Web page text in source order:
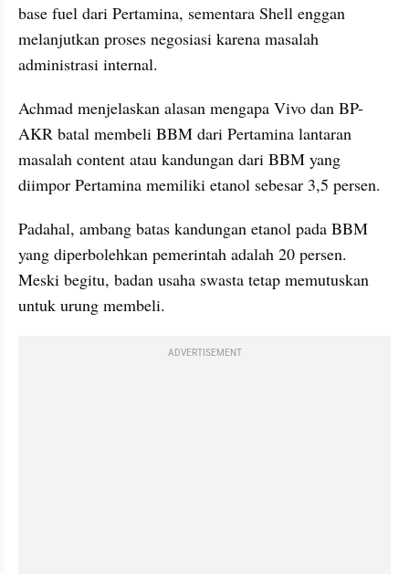
base fuel dari Pertamina, sementara Shell enggan
melanjutkan proses negosiasi karena masalah
administrasi internal.
Achmad menjelaskan alasan mengapa Vivo dan BP-
AKR batal membeli BBM dari Pertamina lantaran
masalah content atau kandungan dari BBM yang
diimpor Pertamina memiliki etanol sebesar 3,5 persen.
Padahal, ambang batas kandungan etanol pada BBM
yang diperbolehkan pemerintah adalah 20 persen.
Meski begitu, badan usaha swasta tetap memutuskan
untuk urung membeli.
ADVERTISEMENT